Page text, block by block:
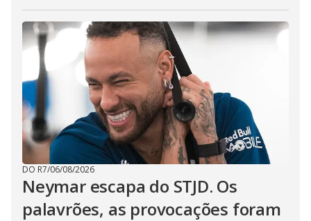
DO R7/06/08/2026
Neymar escapa do STJD. Os
palavrões, as provocações foram